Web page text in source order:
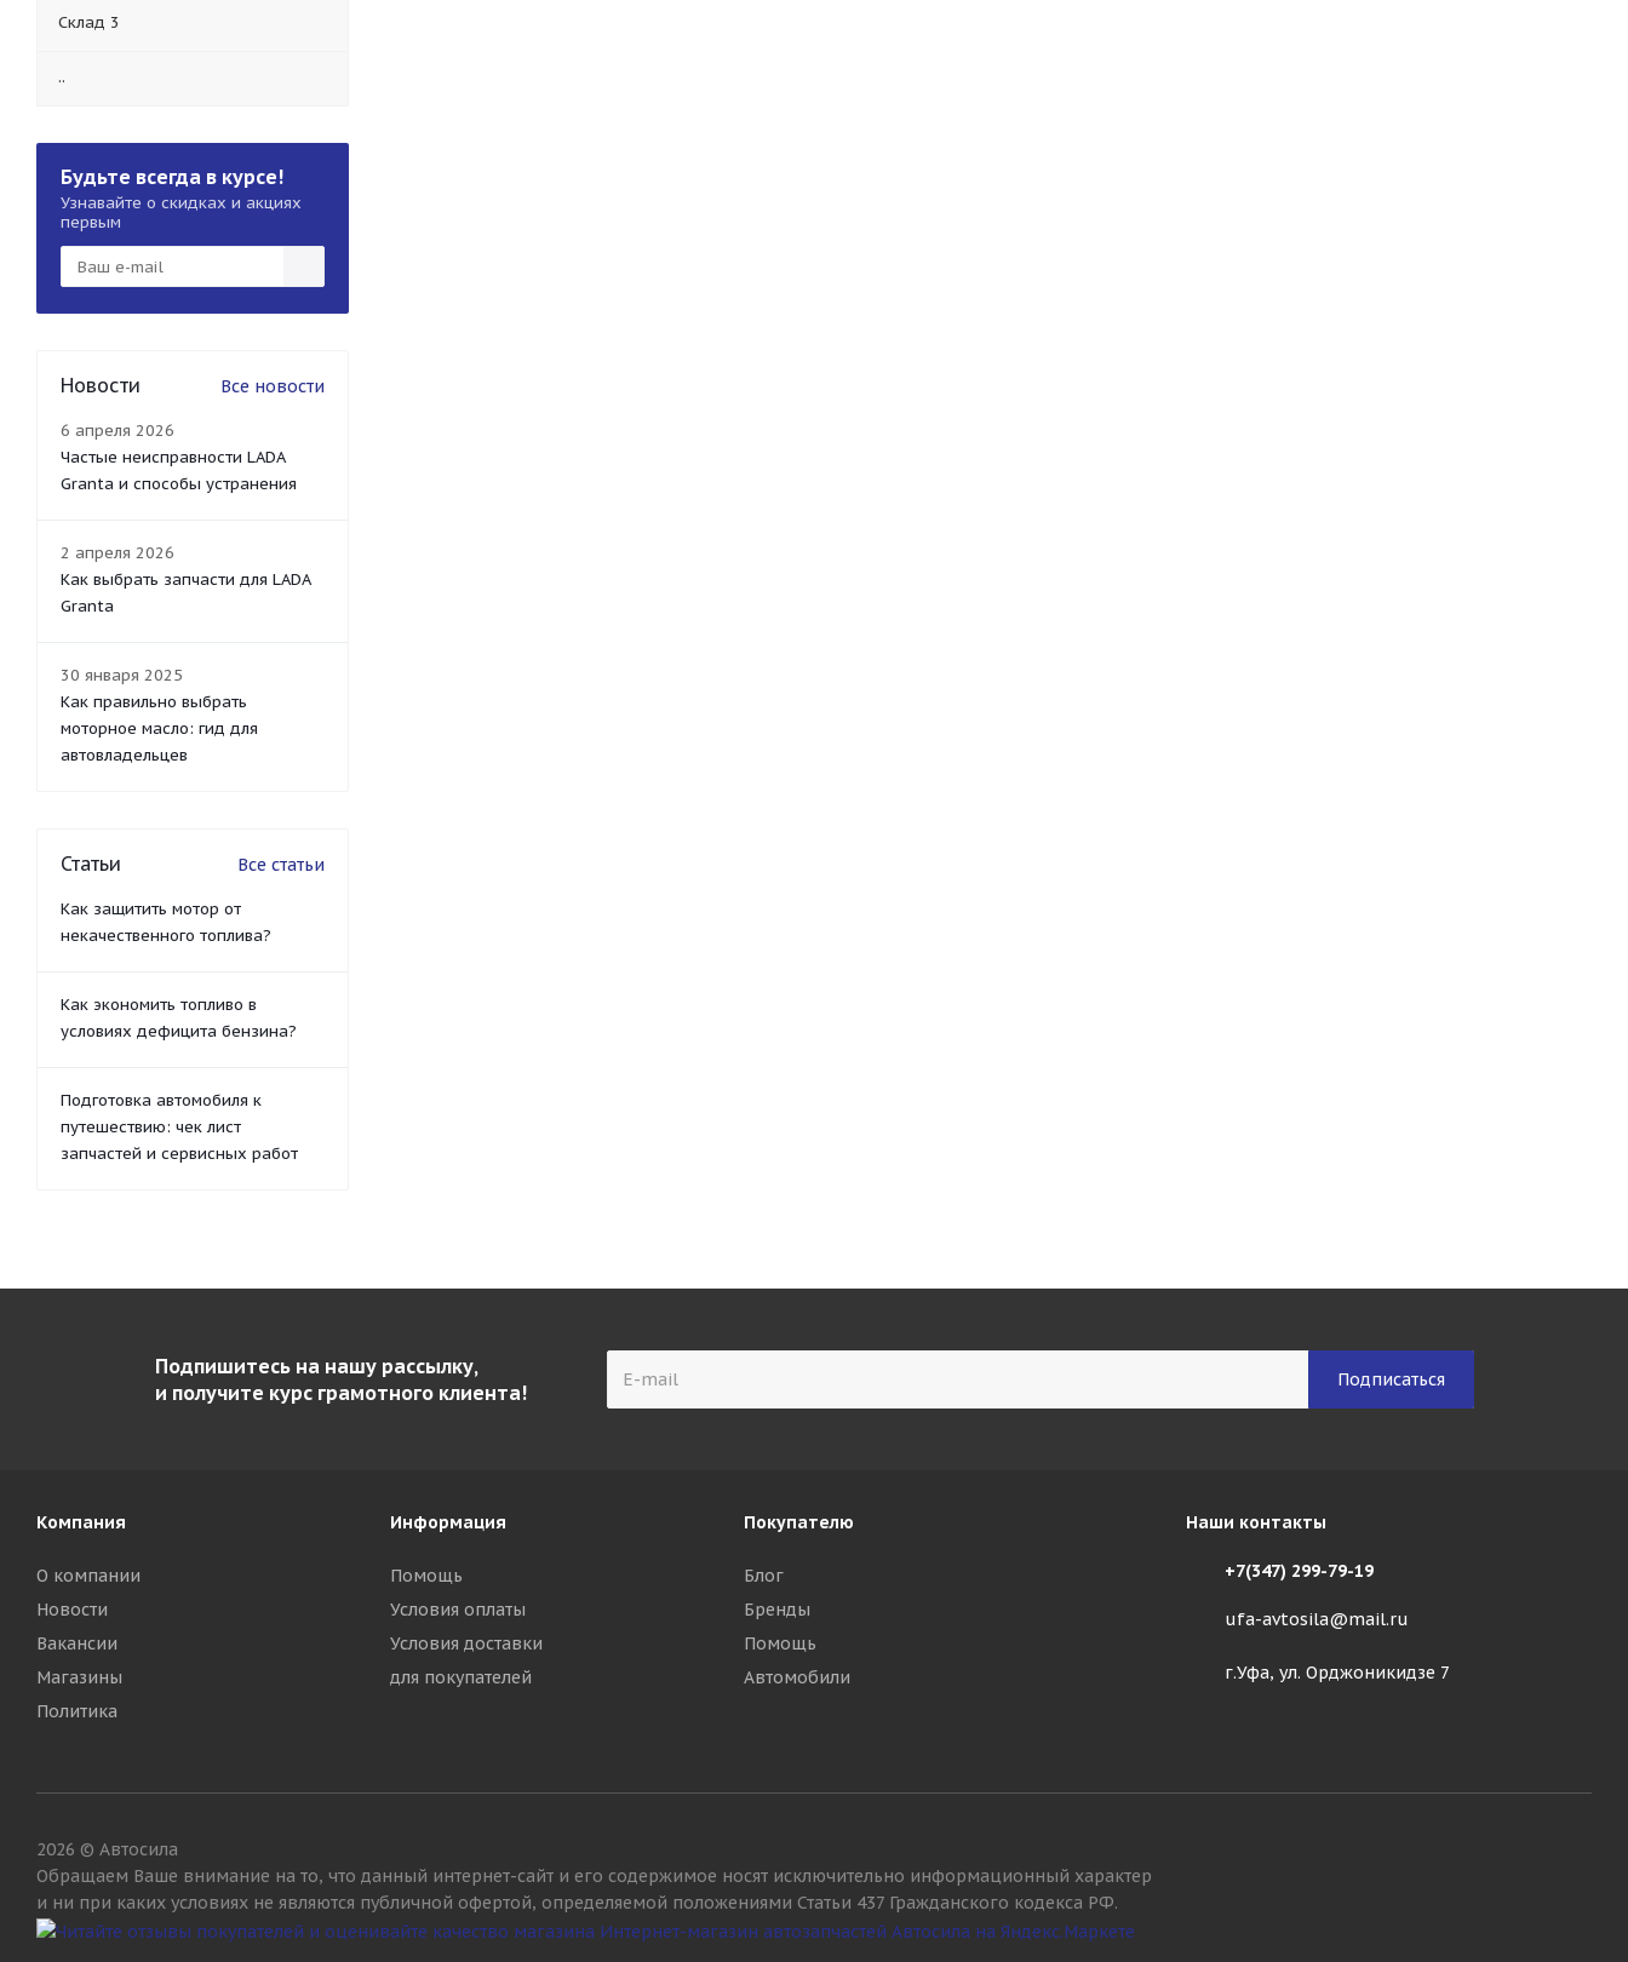
Склад 3
..
Будьте всегда в курсе!
Узнавайте о скидках и акциях
первым
Новости Все новости
6 апреля 2026
Частые неисправности LADA
Granta и способы устранения
2 апреля 2026
Как выбрать запчасти для LADA
Granta
30 января 2025
Как правильно выбрать
моторное масло: гид для
автовладельцев
Статьи Все статьи
Как защитить мотор от
некачественного топлива?
Как экономить топливо в
условиях дефицита бензина?
Подготовка автомобиля к
путешествию: чек лист
запчастей и сервисных работ
Подпишитесь на нашу рассылку,
и получите курс грамотного клиента!
Компания
О компании
Новости
Вакансии
Магазины
Политика
Информация
Помощь
Условия оплаты
Условия доставки
для покупателей
Покупателю
Блог
Бренды
Помощь
Автомобили
Наши контакты
+7(347) 299-79-19
ufa-avtosila@mail.ru
г.Уфа, ул. Орджоникидзе 7
2026 © Автосила
Обращаем Ваше внимание на то, что данный интернет-сайт и его содержимое носят исключительно информационный характер
и ни при каких условиях не являются публичной офертой, определяемой положениями Статьи 437 Гражданского кодекса РФ.